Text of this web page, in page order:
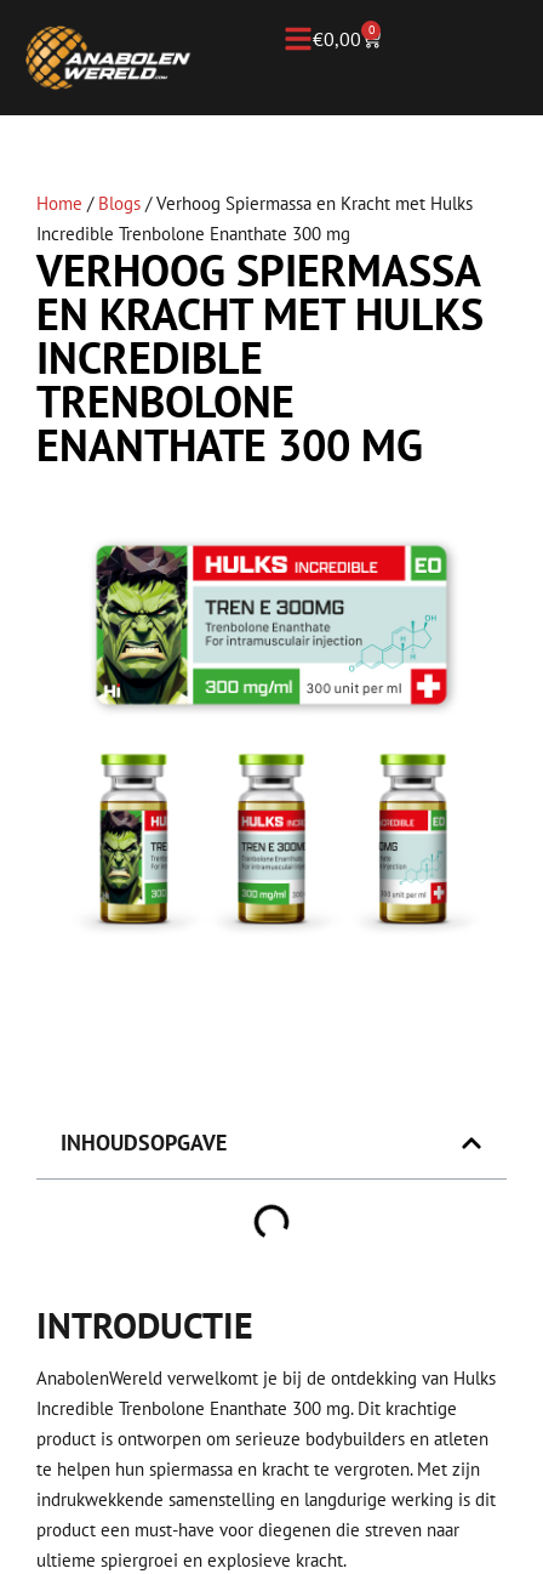
€0,00 0
Home / Blogs /Verhoog Spiermassa en Kracht met Hulks
Incredible Trenbolone Enanthate 300 mg
VERHOOG SPIERMASSA
EN KRACHT MET HULKS
INCREDIBLE
TRENBOLONE
ENANTHATE 300 MG
INHOUDSOPGAVE
INTRODUCTIE
AnabolenWereld verwelkomt je bij de ontdekking van Hulks
Incredible Trenbolone Enanthate 300 mg. Dit krachtige
product is ontworpen om serieuze bodybuilders en atleten
te helpen hun spiermassa en kracht te vergroten. Met zijn
indrukwekkende samenstelling en langdurige werking is dit
product een must-have voor diegenen die streven naar
ultieme spiergroei en explosieve kracht.